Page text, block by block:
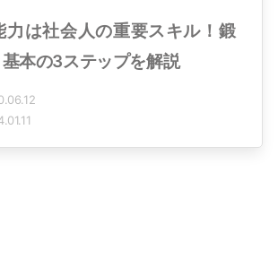
力は社会人の重要スキル！鍛
本の3ステップを解説